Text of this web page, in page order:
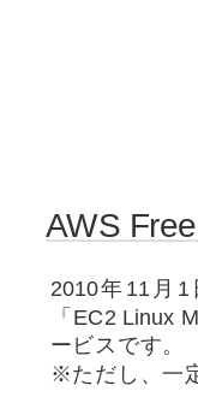
AWS
2010年11月
「EC2 Linux
ービスです。
※ただし、一